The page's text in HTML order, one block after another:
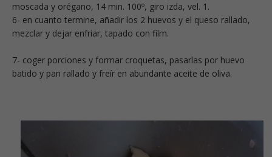
moscada y orégano, 14 min. 100º, giro izda, vel. 1.
6- en cuanto termine, añadir los 2 huevos y el queso rallado,
mezclar y dejar enfriar, tapado con film.
7- coger porciones y formar croquetas, pasarlas por huevo
batido y pan rallado y freír en abundante aceite de oliva.